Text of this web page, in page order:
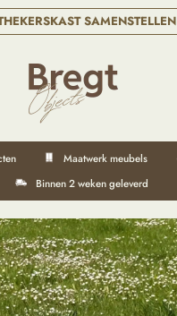
SAMENSTELLEN
Maatwerk meubels
Binnen 2 weken geleverd